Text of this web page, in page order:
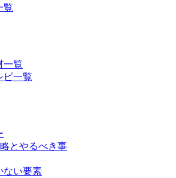
覧
一覧
ピ一覧
とやるべき事
ない要素